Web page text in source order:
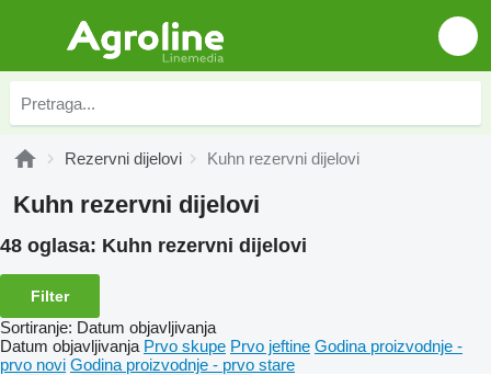
Rezervni dijelovi Kuhn rezervni dijelovi
Kuhn rezervni dijelovi
48 oglasa: Kuhn rezervni dijelovi
Filter
Sortiranje: Datum objavljivanja
Datum objavljivanja Prvo skupe Prvo jeftine Godina proizvodnje -
prvo novi Godina proizvodnje - prvo stare